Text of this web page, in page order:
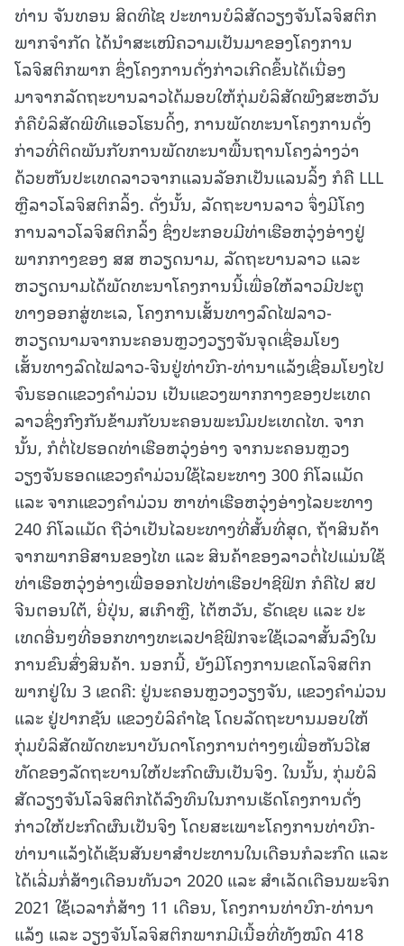
ທ່ານ ຈັນທອນ ສິດທິໄຊ ປະທານບໍລິສັດວຽງຈັນໂລຈິສຕິກ
ພາກຈຳກັດ ໄດ້ນໍາສະເໜີຄວາມເປັນມາຂອງໂຄງການ
ໂລຈິສຕິກພາກ ຊຶ່ງໂຄງການດັ່ງກ່າວເກີດຂຶ້ນໄດ້ເນື່ອງ
ມາຈາກລັດຖະບານລາວໄດ້ມອບໃຫ້ກຸ່ມບໍລິສັດພົງສະຫວັນ
ກໍຄືບໍລິສັດພີທີແອວໂຮນດິ້ງ, ການພັດທະນາໂຄງການດັ່ງ
ກ່າວທີ່ຕິດພັນກັບການພັດທະນາພື້ນຖານໂຄງລ່າງວ່າ
ດ້ວຍຫັນປະເທດລາວຈາກແລນລັອກເປັນແລນລິ້ງ ກໍຄື LLL
ຫຼືລາວໂລຈິສຕິກລິ້ງ. ດັ່ງນັ້ນ, ລັດຖະບານລາວ ຈຶ່ງມີໂຄງ
ການລາວໂລຈິສຕິກລິ້ງ ຊຶ່ງປະກອບມີທ່າເຮືອຫວຸ່ງອ່າງຢູ່
ພາກກາງຂອງ ສສ ຫວຽດນາມ, ລັດຖະບານລາວ ແລະ
ຫວຽດນາມໄດ້ພັດທະນາໂຄງການນີ້ເພື່ອໃຫ້ລາວມີປະຕູ
ທາງອອກສູ່ທະເລ, ໂຄງການເສັ້ນທາງລົດໄຟລາວ-
ຫວຽດນາມຈາກນະຄອນຫຼວງວຽງຈັນຈຸດເຊື່ອມໂຍງ
ເສັ້ນທາງລົດໄຟລາວ-ຈີນຢູ່ທ່າບົກ-ທ່ານາແລ້ງເຊື່ອມໂຍງໄປ
ຈົນຮອດແຂວງຄຳມ່ວນ ເປັນແຂວງພາກກາງຂອງປະເທດ
ລາວຊຶ່ງກົງກັນຂ້າມກັບນະຄອນພະນົມປະເທດໄທ. ຈາກ
ນັ້ນ, ກໍຕໍ່ໄປຮອດທ່າເຮືອຫວຸ່ງອ່າງ ຈາກນະຄອນຫຼວງ
ວຽງຈັນຮອດແຂວງຄຳມ່ວນໃຊ້ໄລຍະທາງ 300 ກິໂລແມັດ
ແລະ ຈາກແຂວງຄໍາມ່ວນ ຫາທ່າເຮືອຫວຸ່ງອ່າງໄລຍະທາງ
240 ກິໂລແມັດ ຖືວ່າເປັນໄລຍະທາງທີ່ສັ້ນທີ່ສຸດ, ຖ້າສິນຄ້າ
ຈາກພາກອີສານຂອງໄທ ແລະ ສິນຄ້າຂອງລາວຕໍ່ໄປແມ່ນໃຊ້
ທ່າເຮືອຫວຸ່ງອ່າງເພື່ອອອກໄປທ່າເຮືອປາຊີຟິກ ກໍຄືໄປ ສປ
ຈີນຕອນໃຕ້, ຍີ່ປຸ່ນ, ສເກົາຫຼື, ໄຕ້ຫວັນ, ຣັດເຊຍ ແລະ ປະ
ເທດອື່ນໆທີ່ອອກທາງທະເລປາຊີຟິກຈະໃຊ້ເວລາສັ້ນລົງໃນ
ການຂົນສົ່ງສິນຄ້າ. ນອກນີ້, ຍັງມີໂຄງການເຂດໂລຈິສຕິກ
ພາກຢູ່ໃນ 3 ເຂດຄື: ຢູ່ນະຄອນຫຼວງວຽງຈັນ, ແຂວງຄໍາມ່ວນ
ແລະ ຢູ່ປາກຊັນ ແຂວງບໍລິຄໍາໄຊ ໂດຍລັດຖະບານມອບໃຫ້
ກຸ່ມບໍລິສັດພັດທະນາບັນດາໂຄງການຕ່າງໆເພື່ອຫັນວິໄສ
ທັດຂອງລັດຖະບານໃຫ້ປະກົດຜົນເປັນຈິງ. ໃນນັ້ນ, ກຸ່ມບໍລິ
ສັດວຽງຈັນໂລຈິສຕິກໄດ້ລົງທຶນໃນການເຮັດໂຄງການດັ່ງ
ກ່າວໃຫ້ປະກົດຜົນເປັນຈິງ ໂດຍສະເພາະໂຄງການທ່າບົກ-
ທ່ານາແລ້ງໄດ້ເຊັນສັນຍາສຳປະທານໃນເດືອນກໍລະກົດ ແລະ
ໄດ້ເລີ່ມກໍ່ສ້າງເດືອນທັນວາ 2020 ແລະ ສໍາເລັດເດືອນພະຈິກ
2021 ໃຊ້ເວລາກໍ່ສ້າງ 11 ເດືອນ, ໂຄງການທ່າບົກ-ທ່ານາ
ແລ້ງ ແລະ ວຽງຈັນໂລຈິສຕິກພາກມີເນື້ອທີ່ທັງໝົດ 418